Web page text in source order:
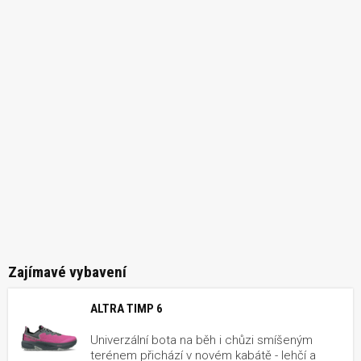
Zajímavé vybavení
ALTRA TIMP 6
Univerzální bota na běh i chůzi smíšeným
terénem přichází v novém kabátě - lehčí a